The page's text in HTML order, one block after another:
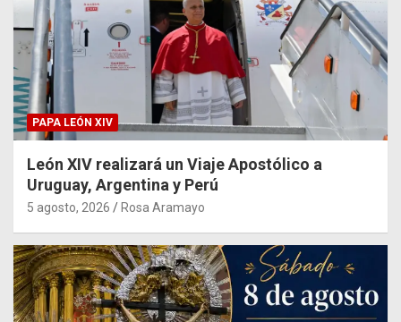
PAPA LEÓN XIV
León XIV realizará un Viaje Apostólico a
Uruguay, Argentina y Perú
5 agosto, 2026 Rosa Aramayo